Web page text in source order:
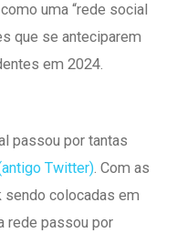
uma “rede social
que se anteciparem
em 2024.
passou por tantas
Twitter). Com as
colocadas em
rede passou por